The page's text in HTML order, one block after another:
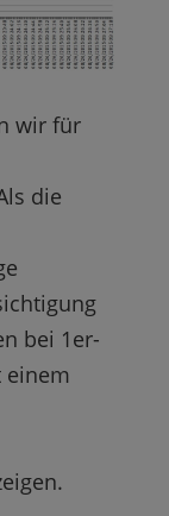
wir für
die
bei 1er-
einem